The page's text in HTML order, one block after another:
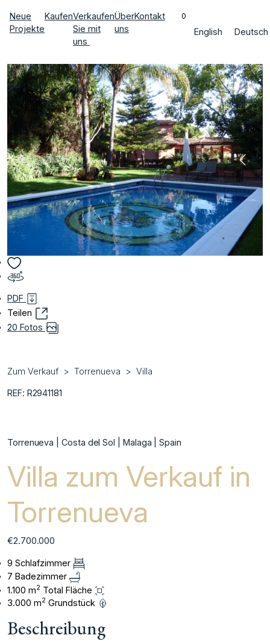
Neue
Projekte
KaufenVerkaufen
Sie mit
uns
Über
uns
Kontakt 0
English Deutsch
PDF
Teilen
20 Fotos
Zum Verkauf Torrenueva Villa
REF: R2941181
Torrenueva | Costa del Sol | Malaga | Spain
Villa zum Verkauf in
Torrenueva
€2.700.000
9 Schlafzimmer
7 Badezimmer
1.100 m2 Total Fläche
3.000 m2 Grundstück
Beschreibung